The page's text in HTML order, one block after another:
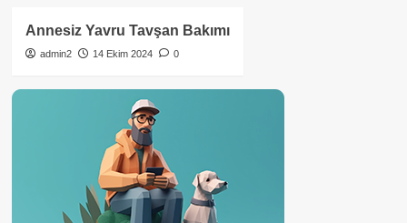
Annesiz Yavru Tavşan Bakımı
admin2 14 Ekim 2024 0